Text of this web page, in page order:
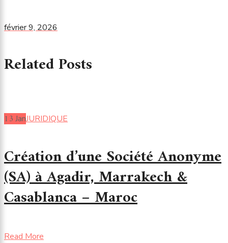
février 9, 2026
Related Posts
13 JanJURIDIQUE
Création d’une Société Anonyme
(SA) à Agadir, Marrakech &
Casablanca – Maroc
Read More